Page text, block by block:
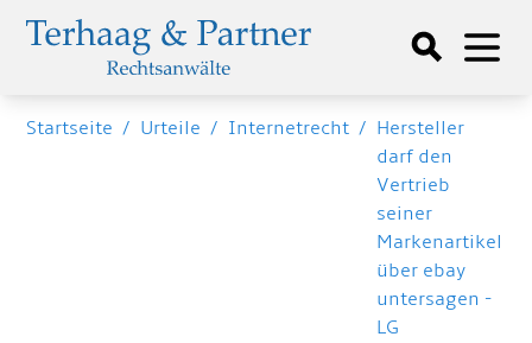
Startseite / Urteile / Internetrecht / Hersteller
darf den
Vertrieb
seiner
Markenartikel
über ebay
untersagen -
LG